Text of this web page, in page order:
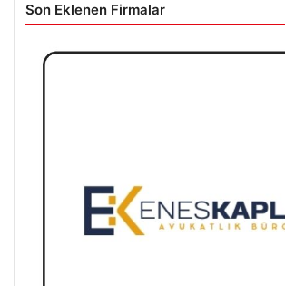
Son Eklenen Firmalar